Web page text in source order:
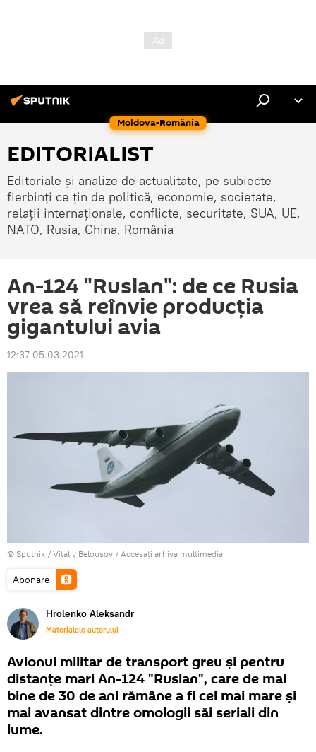
Moldova-România
EDITORIALIST
Editoriale și analize de actualitate, pe subiecte
fierbinți ce țin de politică, economie, societate,
relații internaționale, conflicte, securitate, SUA, UE,
NATO, Rusia, China, România
An-124 "Ruslan": de ce Rusia
vrea să reînvie producția
gigantului avia
12:37 05.03.2021
© Sputnik / Vitaliy Belousov / Accesați arhiva multimedia
Abonare
Hrolenko Aleksandr
Materialele autorului
Avionul militar de transport greu și pentru
distanțe mari An-124 "Ruslan", care de mai
bine de 30 de ani rămâne a fi cel mai mare și
mai avansat dintre omologii săi seriali din
lume.